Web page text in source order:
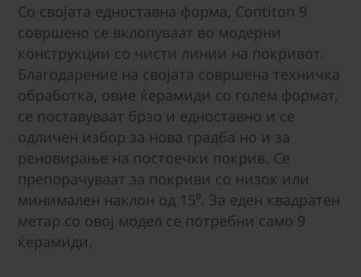
Со својата едноставна форма, Contiton 9
совршено се вклопуваат во модерни
конструкции со чисти линии на покривот.
Благодарение на својата совршена техничка
обработка, овие ќерамиди со голем формат,
се поставуваат брзо и едноставно и се
одличен избор за нова градба но и за
реновирање на постоечки покрив. Се
препорачуваат за покриви со низок или
минимален наклон од 15⁰. За еден квадратен
метар со овој модел се потребни само 9
ќерамиди.